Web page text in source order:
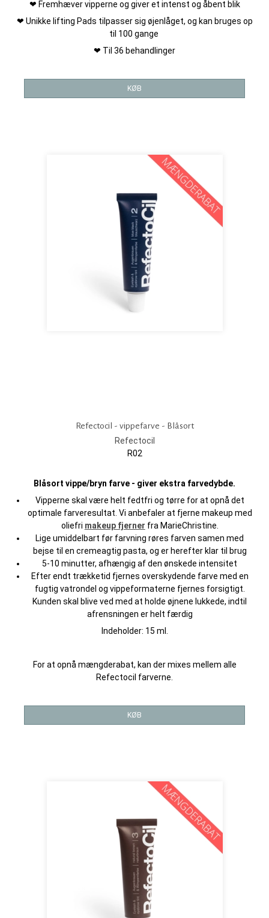
❤ Fremhæver vipperne og giver et intenst og åbent blik
❤ Unikke lifting Pads tilpasser sig øjenlåget, og kan bruges op
til 100 gange
❤ Til 36 behandlinger
KØB
Refectocil - vippefarve - Blåsort
Refectocil
R02
Blåsort vippe/bryn farve - giver ekstra farvedybde.
Vipperne skal være helt fedtfri og tørre for at opnå det
optimale farveresultat. Vi anbefaler at fjerne makeup med
oliefri makeup fjerner fra MarieChristine.
Lige umiddelbart før farvning røres farven samen med
bejse til en cremeagtig pasta, og er herefter klar til brug
5-10 minutter, afhængig af den ønskede intensitet
Efter endt trækketid fjernes overskydende farve med en
fugtig vatrondel og vippeformaterne fjernes forsigtigt.
Kunden skal blive ved med at holde øjnene lukkede, indtil
afrensningen er helt færdig
Indeholder: 15 ml.
For at opnå mængderabat, kan der mixes mellem alle
Refectocil farverne.
KØB